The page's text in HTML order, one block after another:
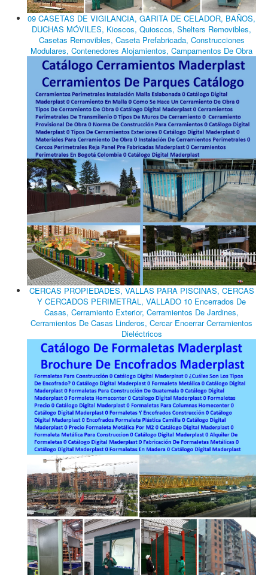
09 CASETAS DE VIGILANCIA, GARITA DE CELADOR, BAÑOS,
DUCHAS MÓVILES, Kioscos, Quioscos, Shelters Removibles,
Casetas Removibles, Caseta Prefabricada, Construcciones
Modulares, Contenedores Alojamientos, Campamentos De Obra
CERCAS PROPIEDADES, VALLAS PARA PISCINAS, CERCAS
Y CERCADOS PERIMETRAL, VALLADO 10 Encerrados De
Casas, Cerramiento Exterior, Cerramientos De Jardines,
Cerramientos De Casas Linderos, Cercar Encerrar Cerramientos
Dieléctricos